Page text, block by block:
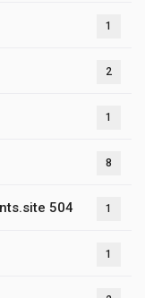
1
2
1
8
504 1
1